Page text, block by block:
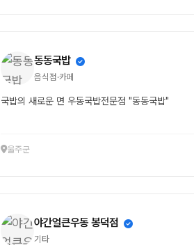
동동국밥
음식점·카페
국밥의 새로운 면 우동국밥전문점 "동동국밥"
울주군
야간얼큰우동 봉덕점
기타